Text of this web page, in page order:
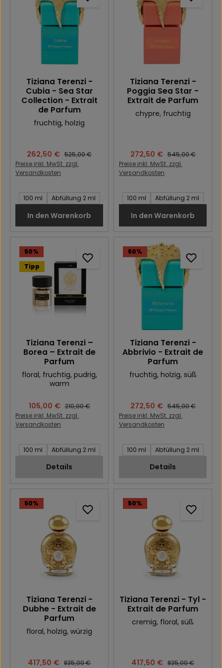
Tiziana Terenzi -
Cubia - Sea Star
Collection - Extrait
de Parfum
fruchtig, holzig
Verkaufspreis:
262,50 € Regulärer Preis:
525,00 €
Preise inkl. MwSt. zzgl.
Versandkosten
Inhalt des Artikel:
100 ml Abfüllung 2 ml
In den Warenkorb
Tiziana Terenzi -
Poggia Sea Star -
Extrait de Parfum
chypre, fruchtig
Verkaufspreis:
272,50 € Regulärer Preis:
545,00 €
Preise inkl. MwSt. zzgl.
Versandkosten
Inhalt des Artikel:
100 ml Abfüllung 2 ml
In den Warenkorb
50%
Tipp
Tiziana Terenzi –
Borea – Extrait de
Parfum
floral, fruchtig, pudrig,
warm
Verkaufspreis:
105,00 € Regulärer Preis:
210,00 €
Preise inkl. MwSt. zzgl.
Versandkosten
Inhalt des Artikel:
100 ml Abfüllung 2 ml
Details
50%
Tiziana Terenzi -
Abbrivio - Extrait de
Parfum
fruchtig, holzig, süß
Verkaufspreis:
272,50 € Regulärer Preis:
545,00 €
Preise inkl. MwSt. zzgl.
Versandkosten
Inhalt des Artikel:
100 ml Abfüllung 2 ml
Details
50%
Tiziana Terenzi -
Dubhe - Extrait de
Parfum
floral, holzig, würzig
Verkaufspreis:
417,50 € Regulärer Preis:
835,00 €
50%
Tiziana Terenzi - Tyl -
Extrait de Parfum
cremig, floral, süß
Verkaufspreis:
417,50 € Regulärer Preis:
835,00 €